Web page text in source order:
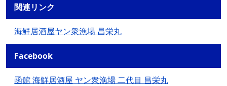
関連リンク
海鮮居酒屋ヤン衆漁場 昌栄丸
Facebook
函館 海鮮居酒屋 ヤン衆漁場 二代目 昌栄丸